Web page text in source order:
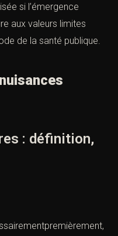
si l’émergence
aux valeurs limites
de la santé publique
: définition,